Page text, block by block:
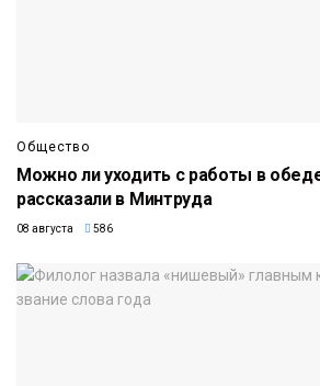
Общество
Можно ли уходить с работы в
рассказали в Минтруда
08 августа 586